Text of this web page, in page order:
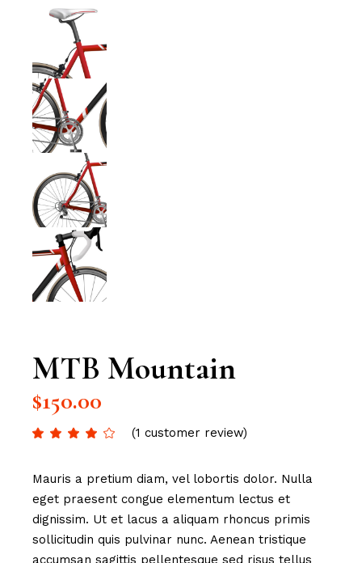
MTB Mountain
$150.00
(1 customer review)
Mauris a pretium diam, vel lobortis dolor. Nulla
eget praesent congue elementum lectus et
dignissim. Ut et lacus a aliquam rhoncus primis
sollicitudin quis pulvinar nunc. Aenean tristique
accumsan sagittis pellentesque sed risus tellus